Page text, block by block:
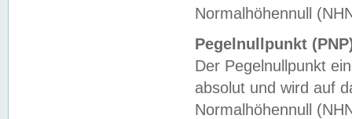
Normalhöhennull
Pegelnullpunkt
Der Pegelnullpunkt
absolut und wird auf
Normalhöhennull